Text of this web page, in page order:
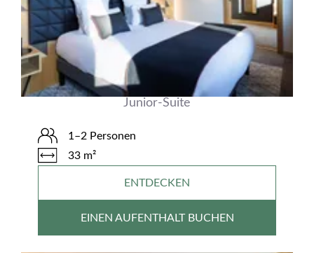
Junior-Suite
1–2 Personen
33 m²
ENTDECKEN
EINEN AUFENTHALT BUCHEN